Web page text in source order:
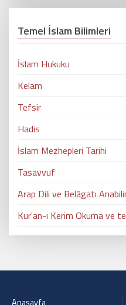
Temel İslam Bilimleri
İslam Hukuku
Kelam
Tefsir
Hadis
İslam Mezhepleri Tarihi
Tasavvuf
Arap Dili ve Belâ​gatı
Kur'an-ı Kerim Okuma ve